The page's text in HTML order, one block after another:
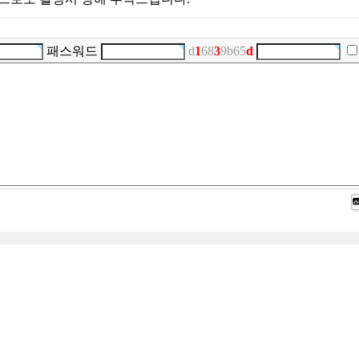
패스워드 d16839b65d